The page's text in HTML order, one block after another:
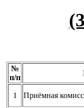
№
п/п
1 Приёмная